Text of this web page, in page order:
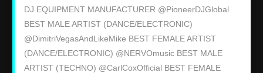
DJ EQUIPMENT MANUFACTURER @PioneerDJGlobal
BEST MALE ARTIST (DANCE/ELECTRONIC)
@DimitriVegasAndLikeMike BEST FEMALE ARTIST
(DANCE/ELECTRONIC) @NERVOmusic BEST MALE
ARTIST (TECHNO) @CarlCoxOfficial BEST FEMALE